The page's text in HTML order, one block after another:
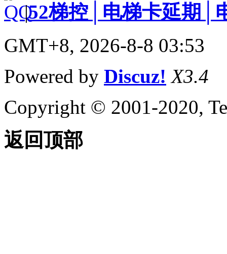
|52梯控│电梯卡延期│
GMT+8, 2026-8-8 03:53
Powered by Discuz! X3.4
Copyright © 2001-2020,
返回顶部